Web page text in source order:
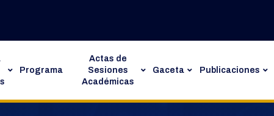
Programa
Actas de
Sesiones
Académicas
Gaceta Publicaciones